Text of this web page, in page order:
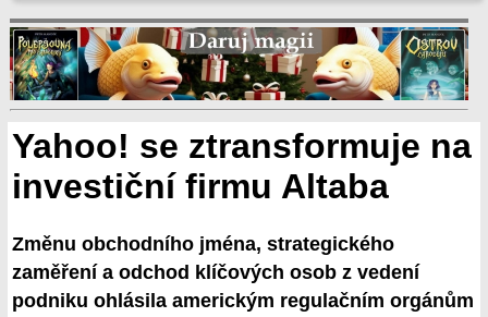
Yahoo! se ztransformuje na
investiční firmu Altaba
Změnu obchodního jména, strategického
zaměření a odchod klíčových osob z vedení
podniku ohlásila americkým regulačním orgánům